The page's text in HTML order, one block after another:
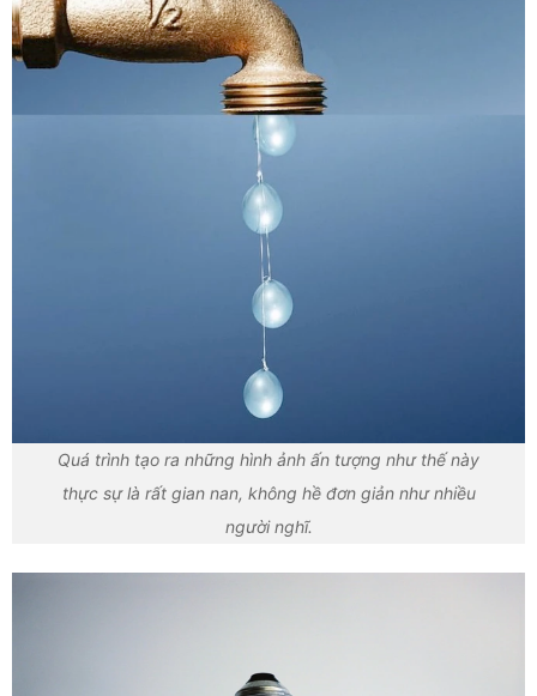
Quá trình tạo ra những hình ảnh ấn tượng như thế này
thực sự là rất gian nan, không hề đơn giản như nhiều
người nghĩ.